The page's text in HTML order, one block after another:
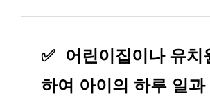
✅
어린이집이나 유치
하여 아이의 하루 일